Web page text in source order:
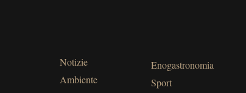
Notizie
Ambiente
Enogastronomia
Sport